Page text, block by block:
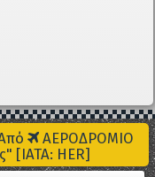
Από
ΑΕΡΟΔΡΟΜΙΟ
[IATA: HER]